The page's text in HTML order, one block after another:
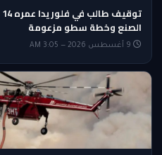
الصنع وخطة سطو مزعومة